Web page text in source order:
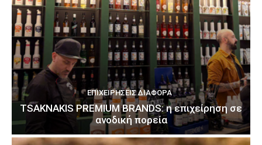
ΕΠΙΧΕΙΡΉΣΕΙΣ ΔΙΆΦΟΡΑ
TSAKNAKIS PREMIUM BRANDS: η επιχείρηση σε
ανοδική πορεία